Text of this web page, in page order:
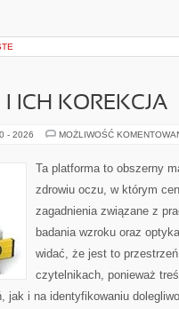
ICH KOREKCJA
- 2026 MOŻLIWOŚĆ
Ta platforma to obszerny
zdrowiu oczu, w którym
zagadnienia związane z
badania wzroku oraz
widać, że jest to
czytelnikach, ponieważ
jak i na identyfikowaniu